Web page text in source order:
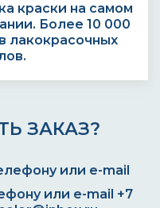
краски на самом
Более 10 000
лакокрасочных
ЗАКАЗ?
или e-mail +7